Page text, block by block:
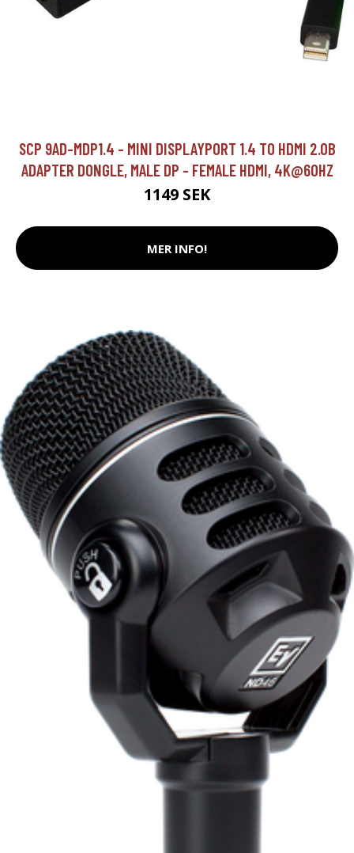
SCP 9AD-MDP1.4 - MINI DISPLAYPORT 1.4 TO HDMI 2.0B
ADAPTER DONGLE, MALE DP - FEMALE HDMI, 4K@60HZ
1149 SEK
MER INFO!